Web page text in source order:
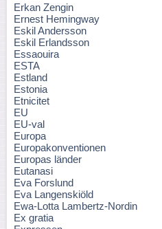
Erkan Zengin
Ernest Hemingway
Eskil Andersson
Eskil Erlandsson
Essaouira
ESTA
Estland
Estonia
Etnicitet
EU
EU-val
Europa
Europakonventionen
Europas länder
Eutanasi
Eva Forslund
Eva Langenskiöld
Ewa-Lotta Lambertz-Nordin
Ex gratia